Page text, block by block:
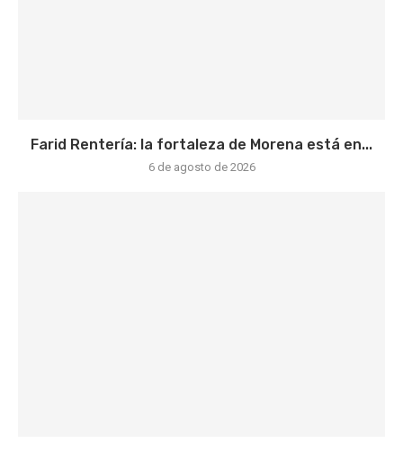
Farid Rentería: la fortaleza de Morena está en...
6 de agosto de 2026